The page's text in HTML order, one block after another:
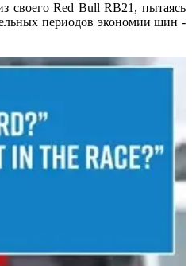
своего Red Bull RB21, пытаясь
периодов экономии шин -